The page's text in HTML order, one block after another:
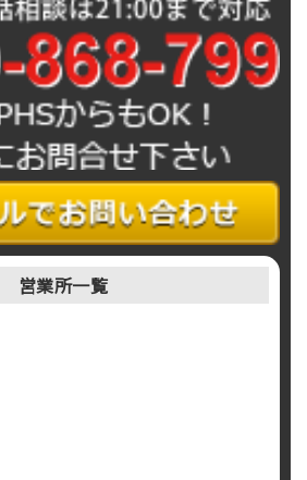
営業所一覧